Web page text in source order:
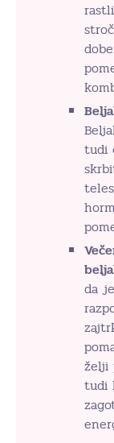
tudi
da
želji
tudi